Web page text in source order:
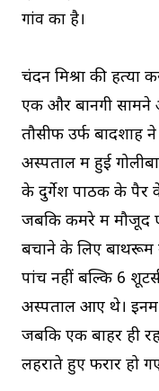
गांव का है।
चंदन मिश्रा की
एक और बानगी सामने
तौसीफ उर्फ बादशाह ने
अस्पताल में हुई
के दुर्गेश पाठक के पैर
जबकि कमरे में मौजूद
बचाने के लिए
पांच नहीं बल्कि 6
अस्पताल आए थे।
जबकि एक बाहर ही
लहराते हुए फरार हो